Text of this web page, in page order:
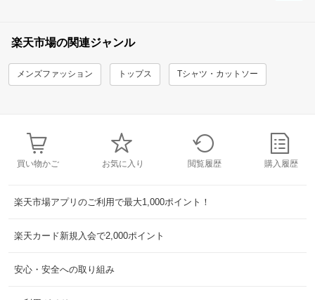
楽天市場の関連ジャンル
メンズファッション トップス Tシャツ・カットソー
買い物かご お気に入り 閲覧履歴 購入履歴
楽天市場アプリのご利用で最大1,000ポイント！
楽天カード新規入会で2,000ポイント
安心・安全への取り組み